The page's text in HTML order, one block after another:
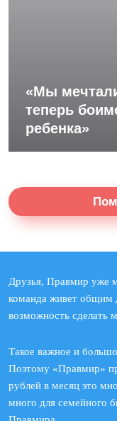
«Мы
теперь
ребенка»
Друзья, Правмир уже
команда живет общим
возможность сделать
Такое важное и
Поэтому «Правмир»
рублей в месяц это
много для семейного